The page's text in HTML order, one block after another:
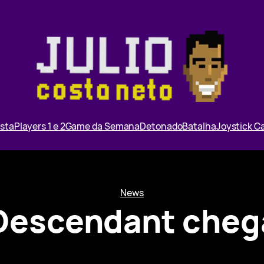
Players 1 e 2Game da SemanaDetonadoBatalhaJoystick
News